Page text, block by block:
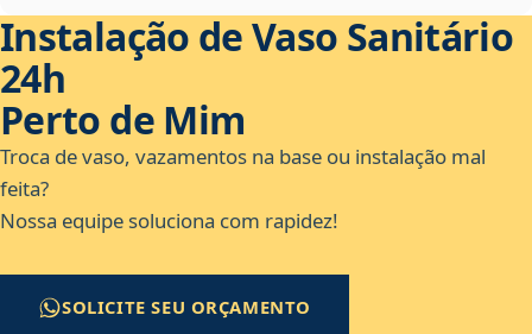
Instalação de Vaso Sanitário
24h
Perto de Mim
Troca de vaso, vazamentos na base ou instalação mal
feita?
Nossa equipe soluciona com rapidez!
SOLICITE SEU ORÇAMENTO